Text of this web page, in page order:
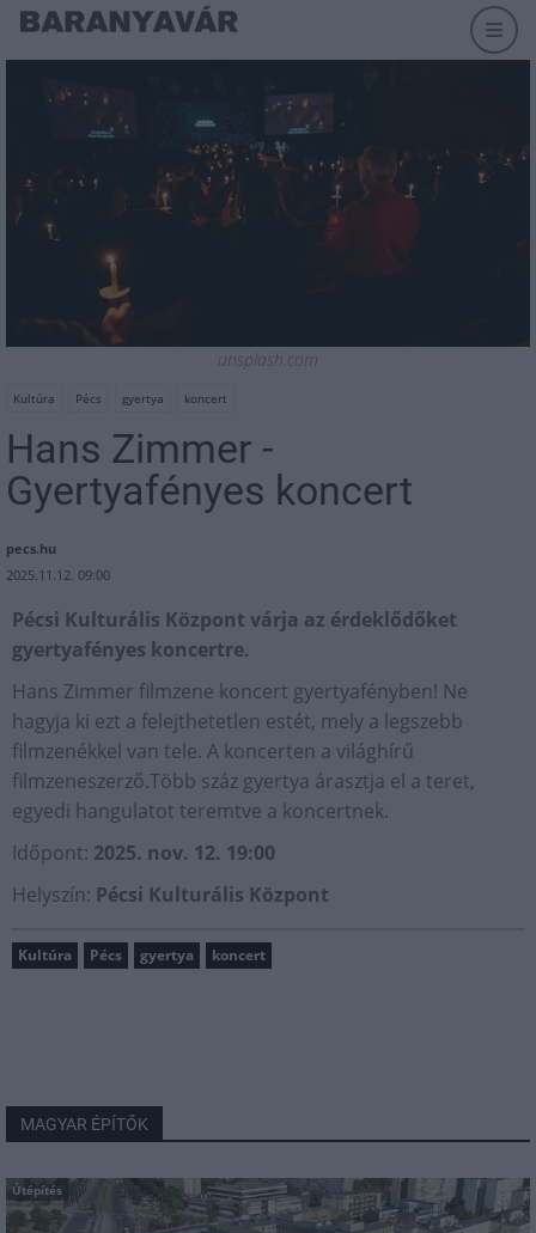
unsplash.com
Kultúra Pécs gyertya koncert
Hans Zimmer -
Gyertyafényes koncert
pecs.hu
2025.11.12. 09:00
Pécsi Kulturális Központ várja az érdeklődőket
gyertyafényes koncertre.
Hans Zimmer filmzene koncert gyertyafényben! Ne
hagyja ki ezt a felejthetetlen estét, mely a legszebb
filmzenékkel van tele. A koncerten a világhírű
filmzeneszerző.Több száz gyertya árasztja el a teret,
egyedi hangulatot teremtve a koncertnek.
Időpont: 2025. nov. 12. 19:00
Helyszín: Pécsi Kulturális Központ
Kultúra Pécs gyertya koncert
MAGYAR ÉPÍTŐK
Útépítés